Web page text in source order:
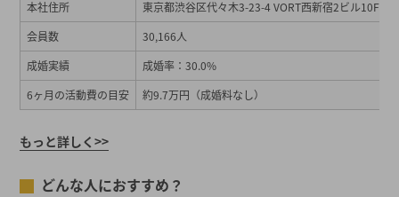
本社住所
東京都渋谷区代々木3-23-4 VORT西新宿2ビル10F
会員数
30,166人
成婚実績
成婚率：30.0%
6ヶ月の活動費の目安
約9.7万円（成婚料なし）
もっと詳しく>>
どんな人におすすめ？